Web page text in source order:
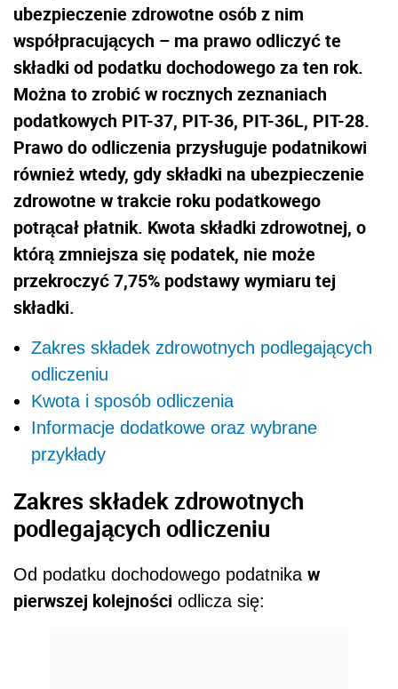
ubezpieczenie zdrowotne osób z nim
współpracujących – ma prawo odliczyć te
składki od podatku dochodowego za ten rok.
Można to zrobić w rocznych zeznaniach
podatkowych PIT-37, PIT-36, PIT-36L, PIT-28.
Prawo do odliczenia przysługuje podatnikowi
również wtedy, gdy składki na ubezpieczenie
zdrowotne w trakcie roku podatkowego
potrącał płatnik. Kwota składki zdrowotnej, o
którą zmniejsza się podatek, nie może
przekroczyć 7,75% podstawy wymiaru tej
składki.
Zakres składek zdrowotnych podlegających
odliczeniu
Kwota i sposób odliczenia
Informacje dodatkowe oraz wybrane
przykłady
Zakres składek zdrowotnych
podlegających odliczeniu
Od podatku dochodowego podatnika w
pierwszej kolejności odlicza się: